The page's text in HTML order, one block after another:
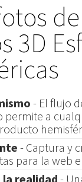
de
3D
- El flujo
permite a
- Captura y
para la web
realidad -